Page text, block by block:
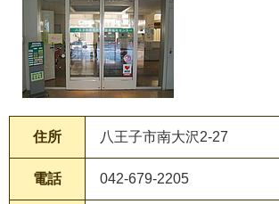
住所 八王子市南大沢2-27
電話 042-679-2205